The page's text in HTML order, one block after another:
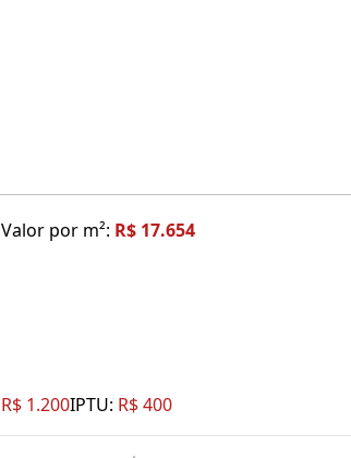
Valor por m²: R$ 17.654
R$ 1.200IPTU: R$ 400